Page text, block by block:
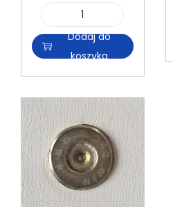
l
o
ś
ć
A
m
u
n
Dodaj do
koszyka